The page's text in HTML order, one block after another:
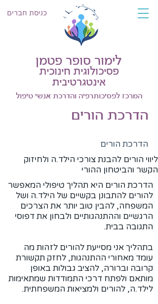
לימור סופר פטמן
פסיכולוגית חינוכית
אינטגרטיבית
המרכז לפסיכותרפיה והדרכת אנשי טיפול
כניסת חברים
הדרכת הורים
הדרכת הורים
ליווי הורים להבנת צורכי הילד.ה ולחיזוק
הקשר והביטחון ההורי
הדרכת הורים היא תהליך טיפולי המאפשר
להורים להתבונן בקשיים של הילד.ה ושל
המשפחה, להבין טוב יותר את הצרכים
הרגשיים וההתנהגותיים ולבחון את דפוסי
התגובה בבית.
בתהליך אני מסייעת להורים לזהות מה
עומד מאחורי ההתנהגות, לחזק תקשורת
קרובה וברורה, להציב גבולות באופן
מותאם ולפתח דרכי התמודדות שמתאימות
לילד.ה, להורים ולמציאות המשפחתית.